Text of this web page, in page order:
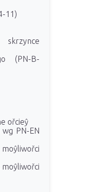
11)
(PN-B-
ořcieŷ
PN-EN
moŷliwořci